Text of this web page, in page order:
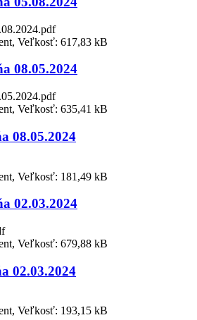
Veľkosť: 617,83 kB
08.05.2024
Veľkosť: 635,41 kB
08.05.2024
Veľkosť: 181,49 kB
02.03.2024
Veľkosť: 679,88 kB
02.03.2024
Veľkosť: 193,15 kB